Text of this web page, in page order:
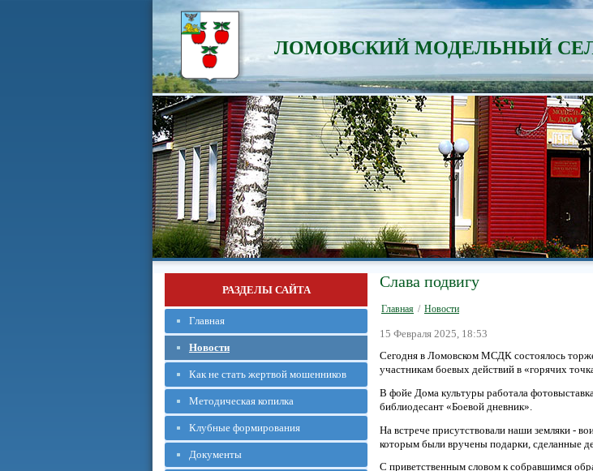
ЛОМОВСКИЙ МОДЕЛЬНЫЙ
РАЗДЕЛЫ САЙТА
Главная
Новости
Как не стать жертвой мошенников
Методическая копилка
Клубные формирования
Документы
Слава подвигу
Главная / Новости
15 Февраля 2025, 18:53
Сегодня в Ломовском МСДК состоялось
участникам боевых действий в «горячих
В фойе Дома культуры работала
библиодесант «Боевой дневник».
На встрече присутствовали наши земляки -
которым были вручены подарки, сделанные
С приветственным словом к собравшимся